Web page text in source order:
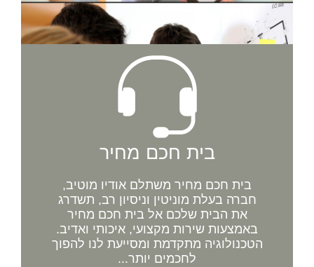
בית חכם מחיר
בית חכם מחיר משתלם אודיו מוטיב,
חברה בעלת מוניטין וניסיון רב, תשדרג
את הבית שלכם אל בית חכם מחיר
באמצעות שירות מקצועי, איכותי ואדיב.
הטכנולוגיה מתקדמת ומסייעת לנו להפוך
לחכמים יותר...